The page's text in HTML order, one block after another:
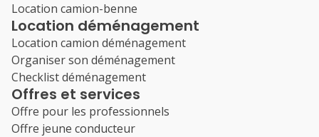
Location camion-benne
Location déménagement
Location camion déménagement
Organiser son déménagement
Checklist déménagement
Offres et services
Offre pour les professionnels
Offre jeune conducteur